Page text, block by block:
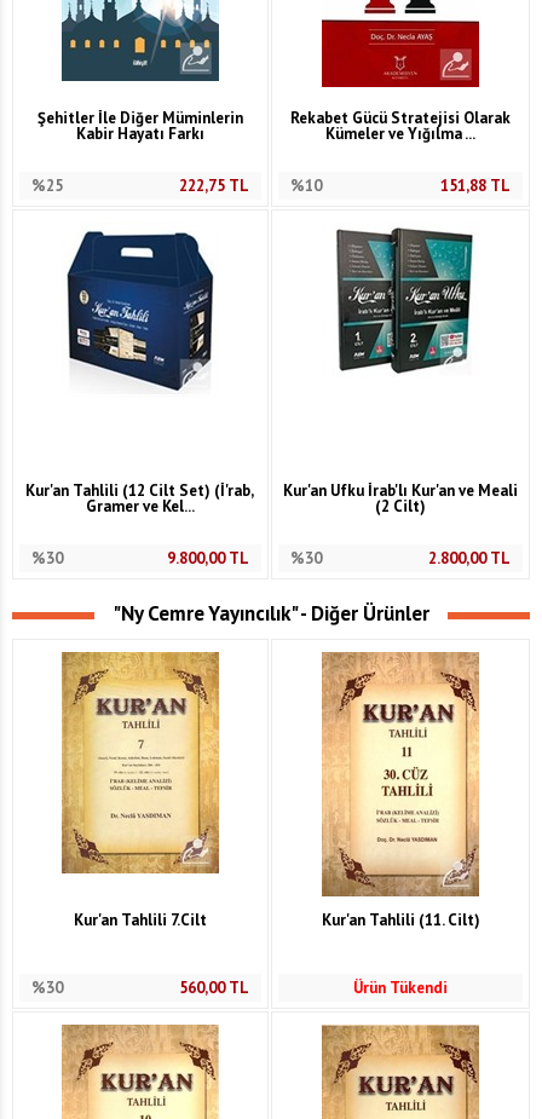
Şehitler İle Diğer Müminlerin
Kabir Hayatı Farkı
%25 222,75TL
Rekabet Gücü Stratejisi Olarak
Kümeler ve Yığılma ...
%10 151,88 TL
Kur'an Tahlili (12 Cilt Set) (İ'rab,
Gramer ve Kel...
%30 9.800,00TL
Kur'an Ufku İrab'lı Kur'an ve Meali
(2 Cilt)
%30 2.800,00TL
"Ny Cemre Yayıncılık" - Diğer Ürünler
Kur'an Tahlili 7.Cilt
%30 560,00TL
Kur'an Tahlili (11. Cilt)
Ürün Tükendi